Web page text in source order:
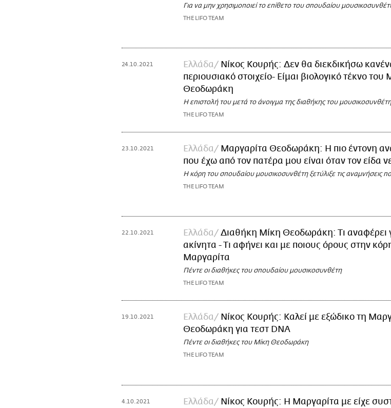
Για να μην χρησιμοποιεί το επίθετο του σπουδαίου
THE LIFO TEAM
24.10.2021 Ελλάδα
Νίκος Κουρής: Δεν θα διεκδικήσω
περιουσιακό στοιχείο- Είμαι βιολογικό τέκνο του
Θεοδωράκη
Η επιστολή του μετά το άνοιγμα της διαθήκης του μουσικοσυνθέτη
THE LIFO TEAM
23.10.2021 Ελλάδα
Μαργαρίτα Θεοδωράκη: Η πιο έντονη
που έχω από τον πατέρα μου είναι όταν τον είδα
Η κόρη του σπουδαίου μουσικοσυνθέτη ξετύλιξε τις αναμνήσεις
THE LIFO TEAM
22.10.2021 Ελλάδα
Διαθήκη Μίκη Θεοδωράκη: Τι αναφέρει
ακίνητα - Τι αφήνει και με ποιους όρους στην
Μαργαρίτα
Πέντε οι διαθήκες του σπουδαίου μουσικοσυνθέτη
THE LIFO TEAM
19.10.2021 Ελλάδα
Νίκος Κουρής: Καλεί με εξώδικο τη
Θεοδωράκη για τεστ DNA
Πέντε οι διαθήκες του Μίκη Θεοδωράκη
THE LIFO TEAM
4.10.2021 Ελλάδα
Νίκος Κουρής: Η Μαργαρίτα με είχε